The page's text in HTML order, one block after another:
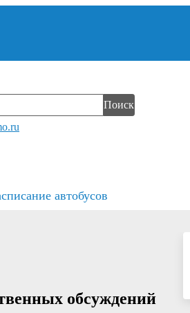
Поиск
автобусов
обсуждений